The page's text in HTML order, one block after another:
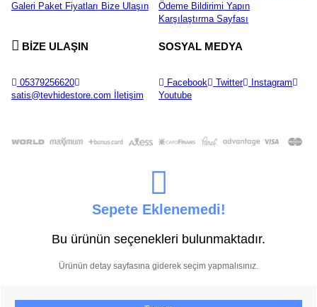
Galeri Paket Fiyatları Bize Ulaşın
Ödeme Bildirimi Yapın
Karşılaştırma Sayfası
BİZE ULAŞIN
05379256620
satis@tevhidestore.com İletişim
SOSYAL MEDYA
Facebook Twitter
Instagram
Youtube
Sepete Eklenemedi!
Bu ürünün seçenekleri bulunmaktadır.
Ürünün detay sayfasına giderek seçim yapmalısınız.